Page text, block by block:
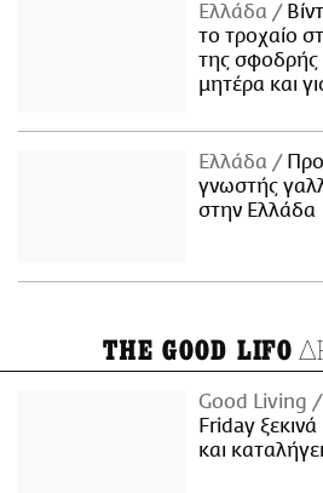
Ελλάδα
το τροχαίο
της σφοδρής
μητέρα και
Ελλάδα
γνωστής
στην Ελλάδα
THE GOOD LIFO
Good Living
Friday
και